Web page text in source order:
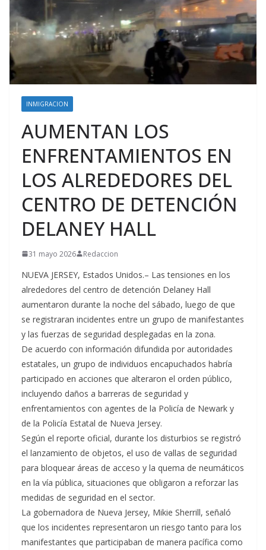
INMIGRACION
AUMENTAN LOS
ENFRENTAMIENTOS EN
LOS ALREDEDORES DEL
CENTRO DE DETENCIÓN
DELANEY HALL
31 mayo 2026 Redaccion
NUEVA JERSEY, Estados Unidos.– Las tensiones en los
alrededores del centro de detención Delaney Hall
aumentaron durante la noche del sábado, luego de que
se registraran incidentes entre un grupo de manifestantes
y las fuerzas de seguridad desplegadas en la zona.
De acuerdo con información difundida por autoridades
estatales, un grupo de individuos encapuchados habría
participado en acciones que alteraron el orden público,
incluyendo daños a barreras de seguridad y
enfrentamientos con agentes de la Policía de Newark y
de la Policía Estatal de Nueva Jersey.
Según el reporte oficial, durante los disturbios se registró
el lanzamiento de objetos, el uso de vallas de seguridad
para bloquear áreas de acceso y la quema de neumáticos
en la vía pública, situaciones que obligaron a reforzar las
medidas de seguridad en el sector.
La gobernadora de Nueva Jersey, Mikie Sherrill, señaló
que los incidentes representaron un riesgo tanto para los
manifestantes que participaban de manera pacífica como